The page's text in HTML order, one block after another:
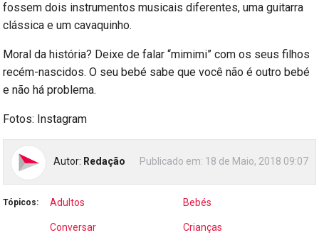
fossem dois instrumentos musicais diferentes, uma guitarra
clássica e um cavaquinho.
Moral da história? Deixe de falar “mimimi” com os seus filhos
recém-nascidos. O seu bebé sabe que você não é outro bebé
e não há problema.
Fotos: Instagram
Autor: Redação Publicado em: 18 de Maio, 2018 09:07
Tópicos: Adultos Bebés
Conversar Crianças